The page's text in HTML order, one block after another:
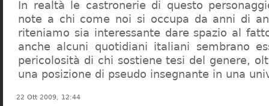
In realtà le castronerie di questo
note a chi come noi si occupa da anni di
riteniamo sia interessante dare spazio al fatto
anche alcuni quotidiani italiani sembrano
pericolosità di chi sostiene tesi del genere,
una posizione di pseudo insegnante in una
22 Ott 2009, 12:44